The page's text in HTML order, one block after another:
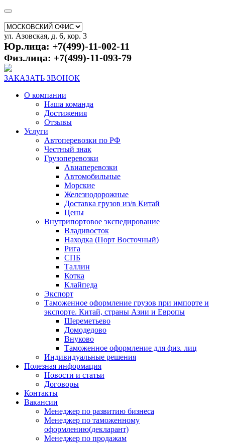
ул. Азовская, д. 6, кор. 3
Юр.лица: +7(499)-11-002-11
Физ.лица: +7(499)-11-093-79
ЗАКАЗАТЬ ЗВОНОК
О компании
Наша команда
Достижения
Отзывы
Услуги
Автоперевозки по РФ
Честный знак
Грузоперевозки
Авиаперевозки
Автомобильные
Морские
Железнодорожные
Доставка грузов из/в Китай
Цены
Внутрипортовое экспедирование
Владивосток
Находка (Порт Восточный)
Рига
СПБ
Таллин
Котка
Клайпеда
Экспорт
Таможенное оформление грузов при импорте и
экспорте. Китай, страны Азии и Европы
Шереметьево
Домодедово
Внуково
Таможенное оформление для физ. лиц
Индивидуальные решения
Полезная информация
Новости и статьи
Договоры
Контакты
Вакансии
Менеджер по развитию бизнеса
Менеджер по таможенному
оформлению(декларант)
Менеджер по продажам